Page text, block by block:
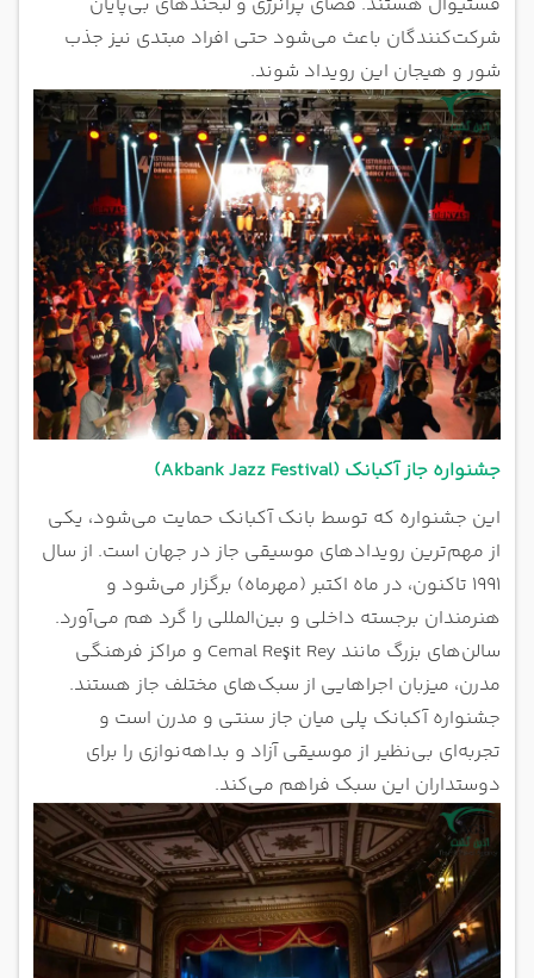
شرکت‌کنندگان باعث می‌شود حتی افراد مبتدی نیز جذب
شور و هیجان این رویداد شوند.
جشنواره جاز آکبانک (Akbank Jazz Festival)
این جشنواره که توسط بانک آکبانک حمایت می‌شود، یکی
از مهم‌ترین رویدادهای موسیقی جاز در جهان است. از سال
۱۹۹۱ تاکنون، در ماه اکتبر (مهرماه) برگزار می‌شود و
هنرمندان برجسته داخلی و بین‌المللی را گرد هم می‌آورد.
سالن‌های بزرگ مانند Cemal Reşit Rey و مراکز فرهنگی
مدرن، میزبان اجراهایی از سبک‌های مختلف جاز هستند.
جشنواره آکبانک پلی میان جاز سنتی و مدرن است و
تجربه‌ای بی‌نظیر از موسیقی آزاد و بداهه‌نوازی را برای
دوستداران این سبک فراهم می‌کند.